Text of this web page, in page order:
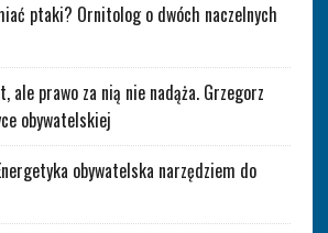
ptaki? Ornitolog o dwóch naczelnych
ale prawo za nią nie nadąża. Grzegorz
obywatelskiej
obywatelska narzędziem do